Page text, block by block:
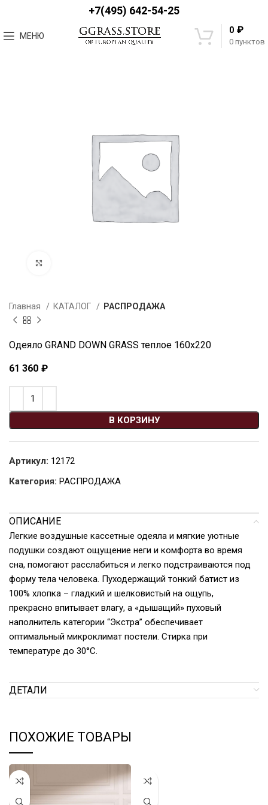
+7(495) 642-54-25
МЕНЮ
0 пунктов
0 ₽
Главная КАТАЛОГ РАСПРОДАЖА
Одеяло GRAND DOWN GRASS теплое 160х220
61 360 ₽
В КОРЗИНУ
Артикул: 12172
Категория: РАСПРОДАЖА
ОПИСАНИЕ
Легкие воздушные кассетные одеяла и мягкие уютные
подушки создают ощущение неги и комфорта во время
сна, помогают расслабиться и легко подстраиваются под
форму тела человека. Пуходержащий тонкий батист из
100% хлопка – гладкий и шелковистый на ощупь,
прекрасно впитывает влагу, а «дышащий» пуховый
наполнитель категории “Экстра” обеспечивает
оптимальный микроклимат постели. Стирка при
температуре до 30°С.
ДЕТАЛИ
ПОХОЖИЕ ТОВАРЫ